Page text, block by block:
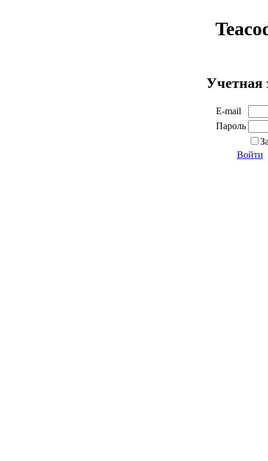
Учетная
E-mail
Пароль
Войти